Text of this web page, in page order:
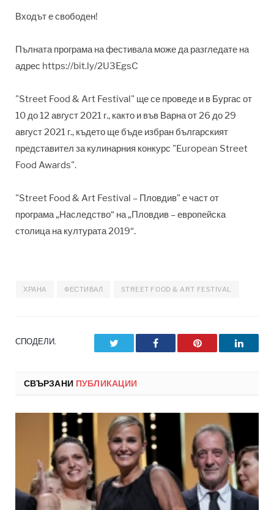
Входът е свободен!
Пълната програма на фестивала може да разгледате на
адрес https://bit.ly/2U3EgsC
"Street Food & Art Festival" ще се проведе и в Бургас от
10 до 12 август 2021 г., както и във Варна от 26 до 29
август 2021 г., където ще бъде избран българският
представител за кулинарния конкурс "European Street
Food Awards".
"Street Food & Art Festival – Пловдив" е част от
програма „Наследство“ на „Пловдив – европейска
столица на културата 2019“.
ХРАНА ФЕСТИВАЛ STREET FOOD & ART FESTIVAL
СПОДЕЛИ. Facebook Pinterest
СВЪРЗАНИ ПУБЛИКАЦИИ